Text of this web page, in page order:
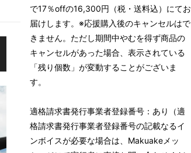
で17％offの16,300円（税・送料込）にてお
届けします。※応援購入後のキャンセルはで
きません。ただし期間中やむを得ず商品の
キャンセルがあった場合、表示されている
「残り個数」が変動することがございま
す。
適格請求書発行事業者登録番号：あり（適
格請求書発行事業者登録番号の記載なるイ
ンボイスが必要な場合は、Makuakeメッ